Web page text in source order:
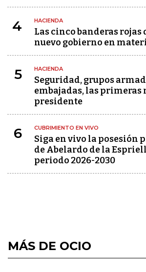
4 HACIENDA
Las cinco banderas rojas
nuevo gobierno en
5 HACIENDA
Seguridad, grupos
embajadas, las primeras
presidente
6 CUBRIMIENTO EN VIVO
Siga en vivo la posesión
de Abelardo de la
periodo 2026-2030
MÁS DE OCIO